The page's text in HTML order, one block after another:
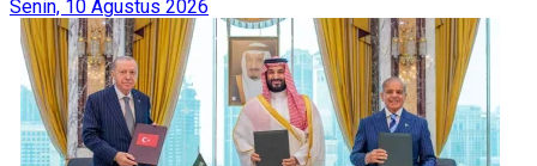
Senin, 10 Agustus 2026